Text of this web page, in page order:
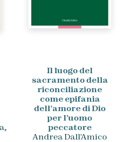
Il luogo del
sacramento della
riconciliazione
come epifania
dell’amore di Dio
per l’uomo
peccatore
Andrea Dall'Amico